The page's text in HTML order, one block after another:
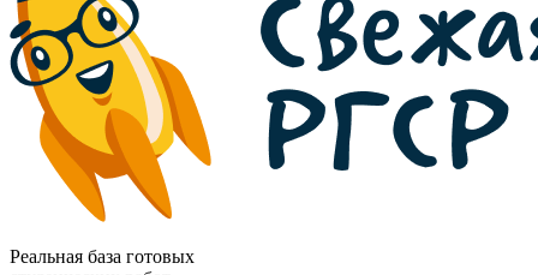
Реальная база готовых